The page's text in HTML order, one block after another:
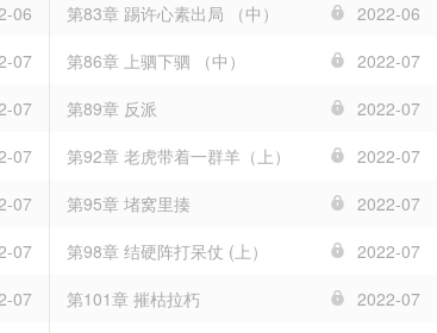
06 第83章 踢许心素出局 （中） 2022-06
07 第86章 上驷下驷 （中） 2022-07
07 第89章 反派 2022-07
07 第92章 老虎带着一群羊（上） 2022-07
07 第95章 堵窝里揍 2022-07
07 第98章 结硬阵打呆仗 (上） 2022-07
07 第101章 摧枯拉朽 2022-07